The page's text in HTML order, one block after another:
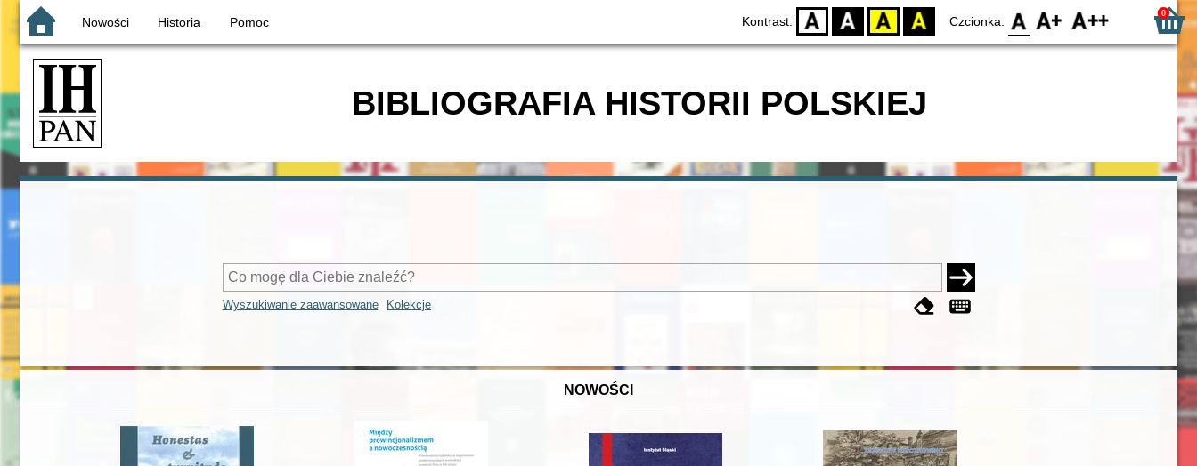
Nowości Historia Pomoc Kontrast: D BW YB BY Czcionka: F0 F1 F2 0
BIBLIOGRAFIA HISTORII POLSKIEJ
Wyszukiwanie zaawansowane Kolekcje
NOWOŚCI